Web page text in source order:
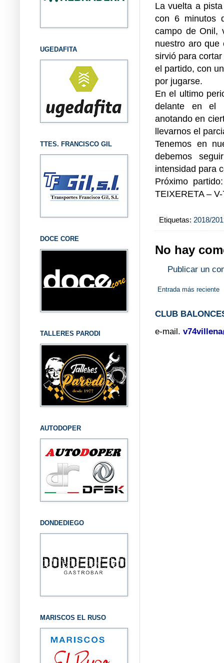
La vuelta a
con 6 minutos
campo de Onil,
nuestro aro que
sirvió para
el partido, con
por jugarse.
En el ultimo
delante en el
anotando en
llevarnos el
Tenemos en
debemos
intensidad para
Próximo
TEIXERETA –
Etiquetas: 2018/
No hay
Publicar un
Entrada más reciente
CLUB
e-mail.
UGEDAFITA
TTES. FRANCISCO GIL
DOCE CORE
TALLERES PARODI
AUTODOPER
DONDEDIEGO
MARISCOS EL RUSO